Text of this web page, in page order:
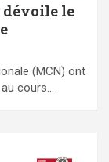
dévoile le
(MCN) ont
cours…